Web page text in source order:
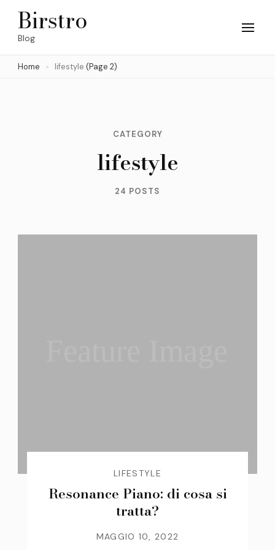
Skip
(Press
Birstro
Blog
Home lifestyle (Page 2)
CATEGORY
lifestyle
24 POSTS
LIFESTYLE
Resonance Piano: di cosa si
tratta?
MAGGIO 10, 2022